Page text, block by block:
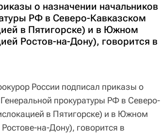
о назначении начальников
РФ в Северо-Кавказском
в Пятигорске) и в Южном
Ростов-на-Дону), говорится в
России подписал приказы о
прокуратуры РФ в Северо-
в Пятигорске) и в Южном
на-Дону), говорится в